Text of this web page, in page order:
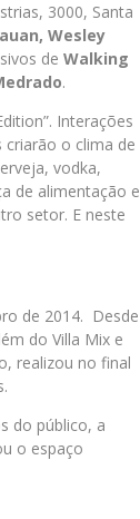
3000, Santa
Wesley
de Walking
.
Interações
criarão o clima de
vodka,
de alimentação e
setor. E neste
de 2014. Desde
do Villa Mix e
realizou no final
do público, a
o espaço